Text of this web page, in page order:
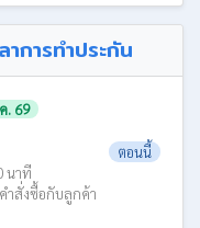
การทำประกัน
. 69
ตอนนี้
นาที
ำสั่งซื้อกับลูกค้า